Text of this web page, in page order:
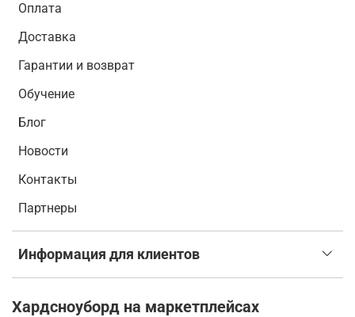
Оплата
Доставка
Гарантии и возврат
Обучение
Блог
Новости
Контакты
Партнеры
Информация для клиентов
Хардсноуборд на маркетплейсах